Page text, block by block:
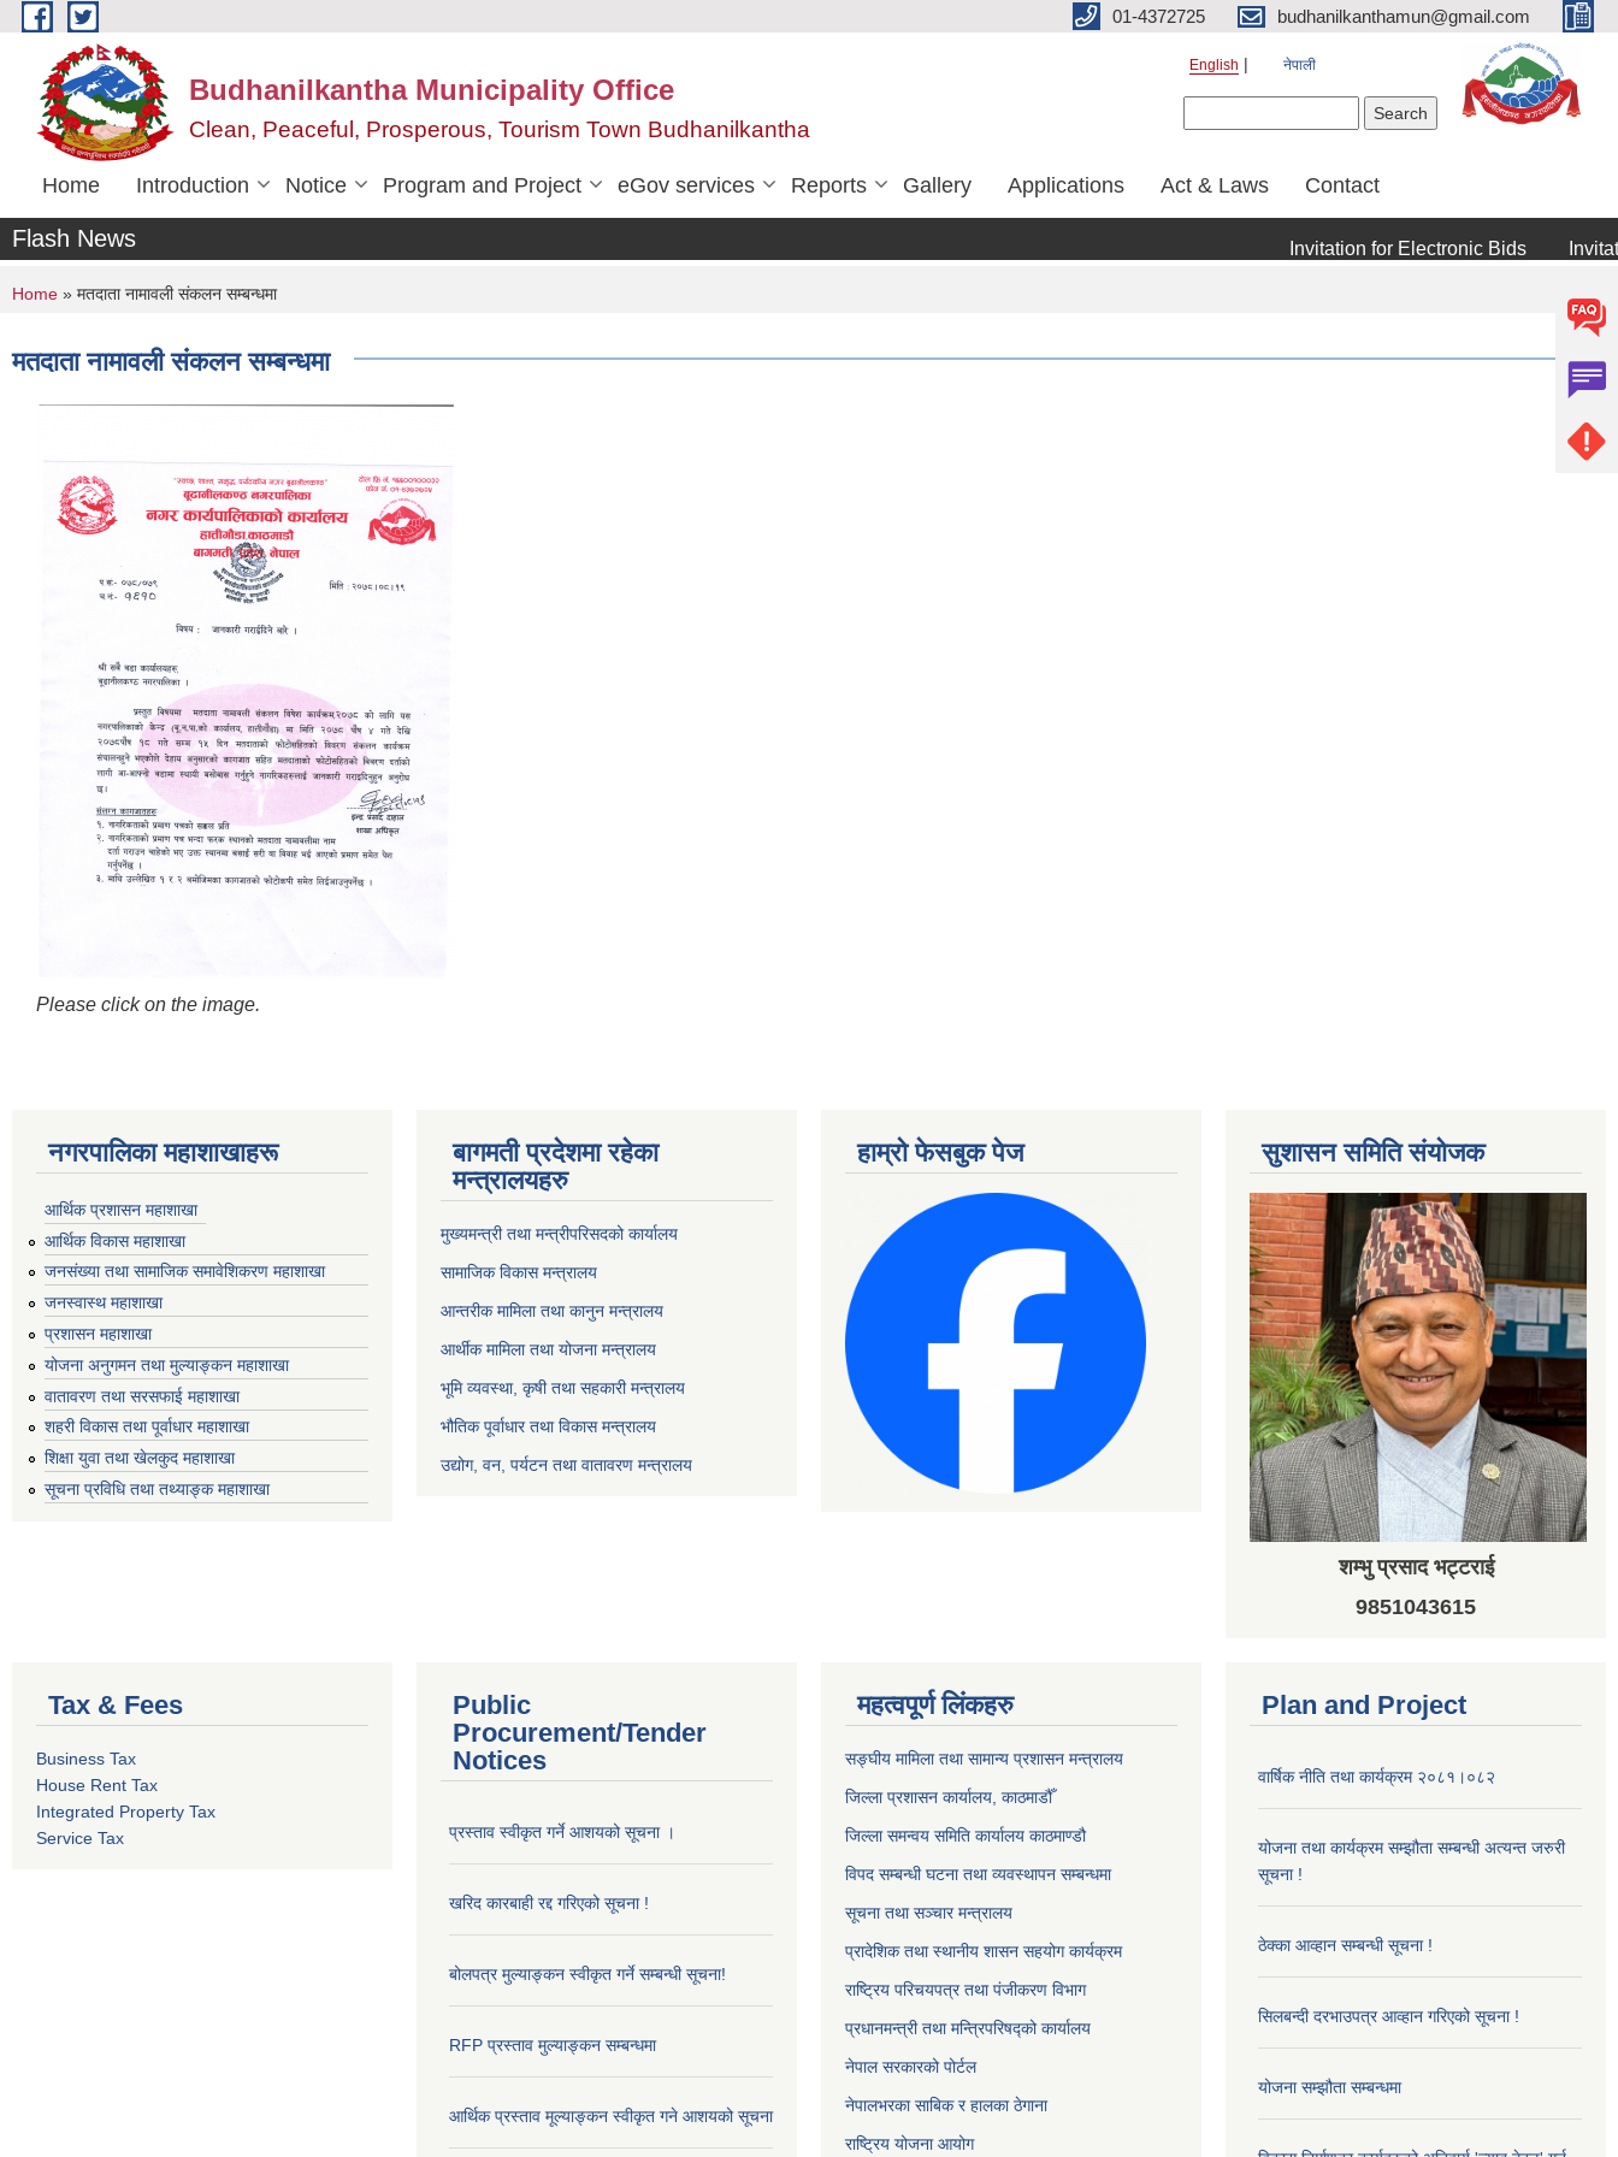
Skip to main content 01-4372725 budhanilkanthamun@gmail.com
Budhanilkantha Municipality Office
Clean, Peaceful, Prosperous, Tourism Town Budhanilkantha
English नेपाली
Home Introduction Notice Program and Project eGov services Reports Gallery Applications Act & Laws Contact
Flash News Invitation for Electronic Bids
You are here
Home » मतदाता नामावली संकलन सम्बन्धमा
मतदाता नामावली संकलन सम्बन्धमा
Please click on the image.
नगरपालिका महाशाखाहरू
आर्थिक प्रशासन महाशाखा
आर्थिक विकास महाशाखा
जनसंख्या तथा सामाजिक समावेशिकरण महाशाखा
जनस्वास्थ महाशाखा
प्रशासन महाशाखा
योजना अनुगमन तथा मुल्याङ्कन महाशाखा
वातावरण तथा सरसफाई महाशाखा
शहरी विकास तथा पूर्वाधार महाशाखा
शिक्षा युवा तथा खेलकुद महाशाखा
सूचना प्रविधि तथा तथ्याङ्क महाशाखा
बागमती प्रदेशमा रहेका
मन्त्रालयहरु
मुख्यमन्त्री तथा मन्त्रीपरिसदको कार्यालय
सामाजिक विकास मन्त्रालय
आन्तरीक मामिला तथा कानुन मन्त्रालय
आर्थीक मामिला तथा योजना मन्त्रालय
भूमि व्यवस्था, कृषी तथा सहकारी मन्त्रालय
भौतिक पूर्वाधार तथा विकास मन्त्रालय
उद्योग, वन, पर्यटन तथा वातावरण मन्त्रालय
हाम्रो फेसबुक पेज सुशासन समिति संयोजक
शम्भु प्रसाद भट्टराई
9851043615
Tax & Fees
Business Tax
House Rent Tax
Integrated Property Tax
Service Tax
Public
Procurement/Tender
Notices
प्रस्ताव स्वीकृत गर्ने आशयको सूचना ।
खरिद कारबाही रद्द गरिएको सूचना !
बोलपत्र मुल्याङ्कन स्वीकृत गर्ने सम्बन्धी सूचना!
RFP प्रस्ताव मुल्याङ्कन सम्बन्धमा
आर्थिक प्रस्ताव मूल्याङ्कन स्वीकृत गने आशयको सूचना
महत्वपूर्ण लिंकहरु
सङ्‍घीय मामिला तथा सामान्य प्रशासन मन्त्रालय
जिल्ला प्रशासन कार्यालय, काठमाडौँ
जिल्ला समन्वय समिति कार्यालय काठमाण्ड‌ौ
विपद सम्बन्धी घटना तथा व्यवस्थापन सम्बन्धमा
सूचना तथा सञ्चार मन्त्रालय
प्रादेशिक तथा स्थानीय शासन सहयोग कार्यक्रम
राष्ट्रिय परिचयपत्र तथा पंजीकरण विभाग
प्रधानमन्त्री तथा मन्त्रिपरिषद्को कार्यालय
नेपाल सरकारको पोर्टल
नेपालभरका साबिक र हालका ठेगाना
राष्ट्रिय योजना आयोग
Plan and Project
वार्षिक नीति तथा कार्यक्रम २०८१।०८२
योजना तथा कार्यक्रम सम्झौता सम्बन्धी अत्यन्त जरुरी
सूचना !
ठेक्का आव्हान सम्बन्धी सूचना !
सिलबन्दी दरभाउपत्र आव्हान गरिएको सूचना !
योजना सम्झौता सम्बन्धमा